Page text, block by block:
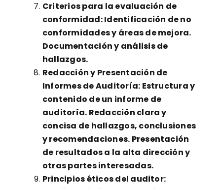
Criterios para la evaluación de
conformidad: Identificación de no
conformidades y áreas de mejora.
Documentación y análisis de
hallazgos.
Redacción y Presentación de
Informes de Auditoría: Estructura y
contenido de un informe de
auditoría. Redacción clara y
concisa de hallazgos, conclusiones
y recomendaciones. Presentación
de resultados a la alta dirección y
otras partes interesadas.
Principios éticos del auditor: